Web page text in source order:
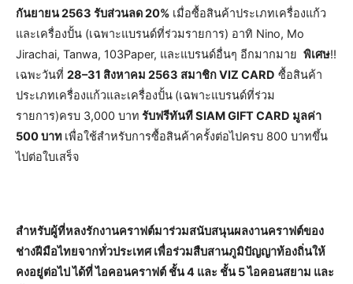
กันยายน 2563 รับส่วนลด 20% เมื่อซื้อสินค้าประเภทเครื่องแก้ว
และเครื่องปั้น (เฉพาะแบรนด์ที่ร่วมรายการ) อาทิ Nino, Mo
Jirachai, Tanwa, 103Paper, และแบรนด์อื่นๆ อีกมากมาย พิเศษ!!
เฉพะวันที่ 28–31 สิงหาคม 2563 สมาชิก VIZ CARD ซื้อสินค้า
ประเภทเครื่องแก้วและเครื่องปั้น (เฉพาะแบรนด์ที่ร่วม
รายการ)ครบ 3,000 บาท รับฟรีทันที SIAM GIFT CARD มูลค่า
500 บาท เพื่อใช้สำหรับการซื้อสินค้าครั้งต่อไปครบ 800 บาทขึ้น
ไปต่อใบเสร็จ
สำหรับผู้ที่หลงรักงานคราฟต์มาร่วมสนับสนุนผลงานคราฟต์ของ
ช่างฝีมือไทยจากทั่วประเทศ เพื่อร่วมสืบสานภูมิปัญญาท้องถิ่นให้
คงอยู่ต่อไป ได้ที่ ไอคอนคราฟต์ ชั้น 4 และ ชั้น 5 ไอคอนสยาม และ